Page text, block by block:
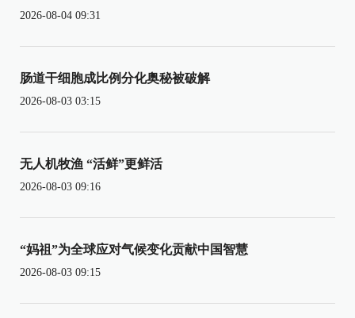
2026-08-04 09:31
肠道干细胞成比例分化奥秘被破解
2026-08-03 03:15
无人机牧渔 “活鲜”更鲜活
2026-08-03 09:16
“妈祖”为全球应对气候变化贡献中国智慧
2026-08-03 09:15